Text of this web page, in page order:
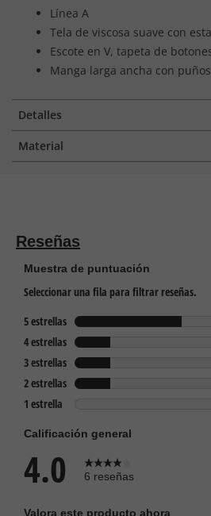
Línea A
Tela de viscosa suave con
Escote en V, tapeta de
Manga larga ancha con puños
Detalles
Material